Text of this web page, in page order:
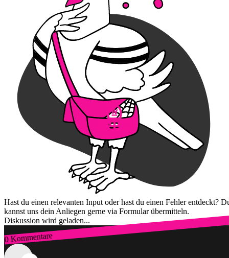
Hast du einen relevanten Input oder hast du einen Fehler entdeckt?
kannst uns dein Anliegen gerne via Formular übermitteln.
Diskussion wird geladen...
0 Kommentare
Zum Login